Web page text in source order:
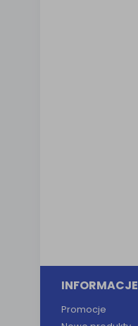
INFORMACJE
Promocje